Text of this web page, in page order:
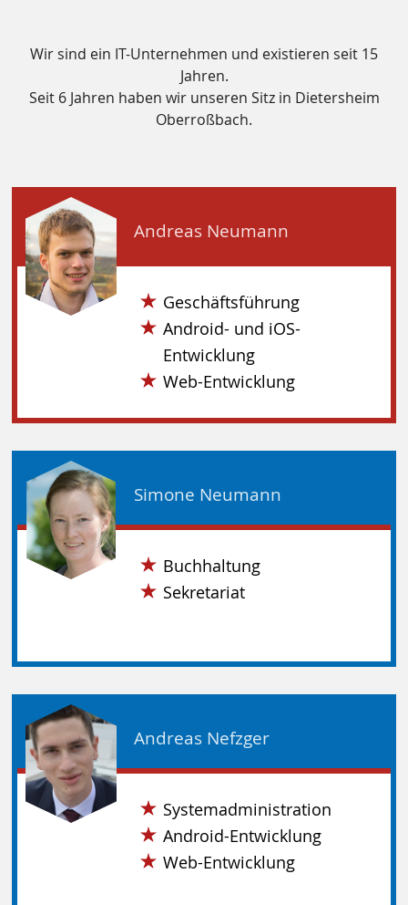
Wir sind ein IT-Unternehmen und existieren seit 15
Jahren.
Seit 6 Jahren haben wir unseren Sitz in Dietersheim
Oberroßbach.
Andreas Neumann
Geschäftsführung
Android- und iOS-
Entwicklung
Web-Entwicklung
Simone Neumann
Buchhaltung
Sekretariat
Andreas Nefzger
Systemadministration
Android-Entwicklung
Web-Entwicklung